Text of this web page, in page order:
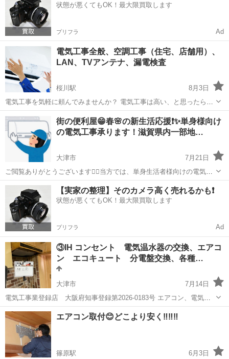
状態が悪くてもOK！最大限買取します
プリフラ Ad
電気工事全般、空調工事（住宅、店舗用）、
LAN、TVアンテナ、漏電検査
桜川駅
8月3日
電気工事を気軽に頼んでみませんか？ 電気工事は高い、と思ったら相
談して下さい。 電気工事価格例 防犯カメラ設置、設定（カメラ2台タ
イプ、無線LANあり）￥30.000～ お部屋のコンセントやスイッチ交換
（部品代...
滋賀 東近江市 桜川駅 電気工事 タイプ
街の便利屋😁春🌸の新生活応援❗️✨単身様向け
の電気工事承ります！滋賀県内一部地…
大津市
7月21日
ご閲覧ありがとうございます🙇‍♂️当方では、単身生活者様向けの電気工
事を承ります。主に下記の作業に対応致します。 エアコン取り付け、
洗濯機設置。主に単身でアパートやハイツ等に引越しをされた方でエ
アコンや家電製品が無い場合の...
滋賀 大津市 電気工事 無料
【実家の整理】そのカメラ高く売れるかも❗️
状態が悪くてもOK！最大限買取します
プリフラ Ad
③IH コンセント 電気温水器の交換、エアコ
ン エコキュート 分電盤交換、各種…
大津市
7月14日
電気工事業登録店 大阪府知事登録第2026-0183号 エアコン、電気温
水器交換、IHクッキングヒーター工事お考えの方、 お気軽に連絡下さ
い。 他にも色々電気工事対応しています。 コンセント一つからでもお
気軽にお...
滋賀 大津市 電気工事 分電盤
エアコン取付😊どこより安く‼️‼️‼️
篠原駅
6月3日